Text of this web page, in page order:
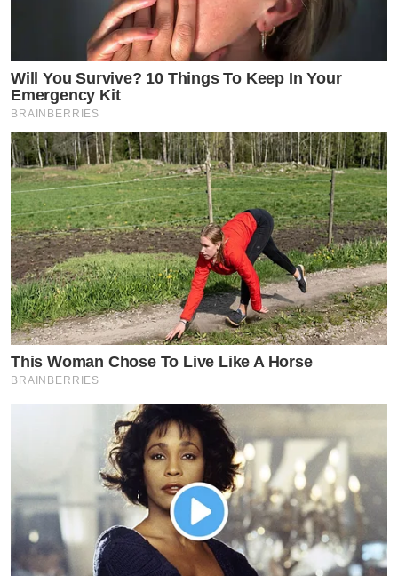
Will You Survive? 10 Things To Keep In Your
Emergency Kit
BRAINBERRIES
This Woman Chose To Live Like A Horse
BRAINBERRIES